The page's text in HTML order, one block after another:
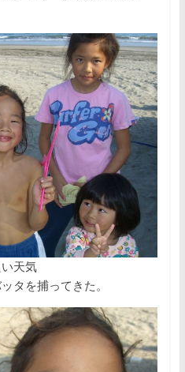
天気
タを捕ってきた。